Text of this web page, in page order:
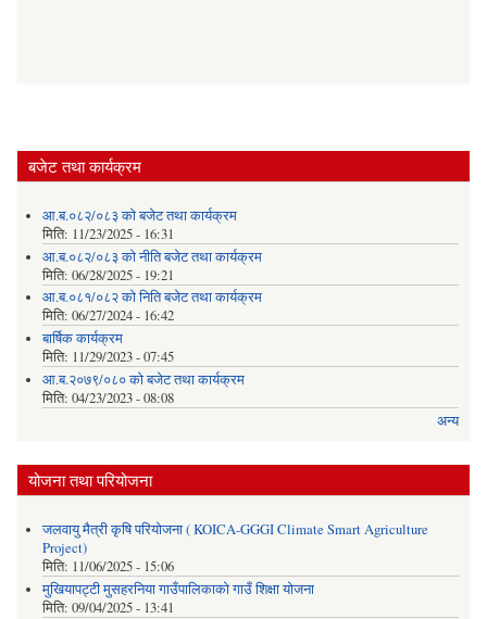
बजेट तथा कार्यक्रम
आ.ब.०८२/०८३ को बजेट तथा कार्यक्रम
मिति: 11/23/2025 - 16:31
आ.ब.०८२/०८३ को नीति बजेट तथा कार्यक्रम
मिति: 06/28/2025 - 19:21
आ.ब.०८१/०८२ को निति बजेट तथा कार्यक्रम
मिति: 06/27/2024 - 16:42
बार्षिक कार्यक्रम
मिति: 11/29/2023 - 07:45
आ.ब.२०७९/०८० को बजेट तथा कार्यक्रम
मिति: 04/23/2023 - 08:08
अन्य
योजना तथा परियोजना
जलवायु मैत्री कृषि परियोजना ( KOICA-GGGI Climate Smart Agriculture
Project)
मिति: 11/06/2025 - 15:06
मुखियापट्टी मुसहरनिया गाउँपालिकाको गाउँ शिक्षा योजना
मिति: 09/04/2025 - 13:41